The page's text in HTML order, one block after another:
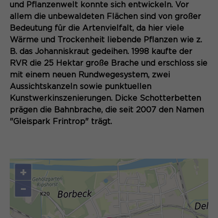
und Pflanzenwelt konnte sich entwickeln. Vor
allem die unbewaldeten Flächen sind von großer
Bedeutung für die Artenvielfalt, da hier viele
Wärme und Trockenheit liebende Pflanzen wie z.
B. das Johanniskraut gedeihen. 1998 kaufte der
RVR die 25 Hektar große Brache und erschloss sie
mit einem neuen Rundwegesystem, zwei
Aussichtskanzeln sowie punktuellen
Kunstwerkinszenierungen. Dicke Schotterbetten
prägen die Bahnbrache, die seit 2007 den Namen
"Gleispark Frintrop" trägt.
+
–
Zweck
Sie ermöglichen es der Website, Sie
zu erkennen und somit Ihre Sitzung
offen zu halten. Es speichert bei
einem Benutzer-Login für einen
geschlossenen Bereich die Benutzer-
ID als verschlüsselten Wert (sog.
"hash-Wert") zum entsprechenden
Datenbankeintrag des Nutzers.
Name PHPSESSID
Laufzeit
Der Session Cookie wird beim
Schließen des Browsers wieder
gelöscht.
Zweck
PHPs Standard Sitzungs- Identifikation
Laufzeit 13 Monate
Zweck
Dient zur anonymen
Name _pk_ses*
Anbieter Matomo
aktuellen Sitzung.
Name _pk_ref.*